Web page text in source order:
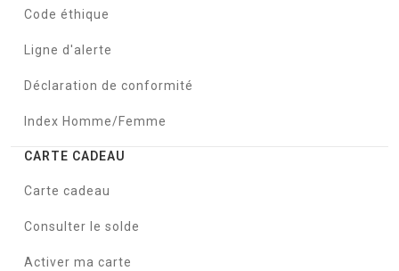
Code éthique
Ligne d'alerte
Déclaration de conformité
Index Homme/Femme
CARTE CADEAU
Carte cadeau
Consulter le solde
Activer ma carte